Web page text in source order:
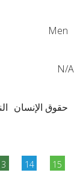
Men
N/A
حقوق الإنسان
14 15